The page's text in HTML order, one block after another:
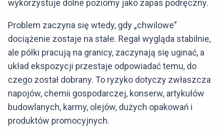
wykorzystuje dolne poziomy jako zapas podręczny.
Problem zaczyna się wtedy, gdy „chwilowe”
dociążenie zostaje na stałe. Regał wygląda stabilnie,
ale półki pracują na granicy, zaczynają się uginać, a
układ ekspozycji przestaje odpowiadać temu, do
czego został dobrany. To ryzyko dotyczy zwłaszcza
napojów, chemii gospodarczej, konserw, artykułów
budowlanych, karmy, olejów, dużych opakowań i
produktów promocyjnych.